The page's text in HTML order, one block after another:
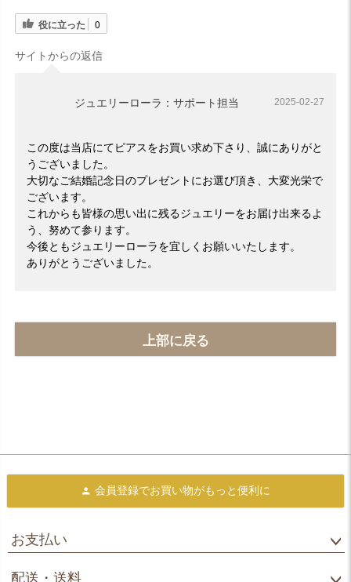
役に立った 0
サイトからの返信
ジュエリーローラ：サポート担当 2025-02-27
この度は当店にてピアスをお買い求め下さり、誠にありがと
うございました。
大切なご結婚記念日のプレゼントにお選び頂き、大変光栄で
ございます。
これからも皆様の思い出に残るジュエリーをお届け出来るよ
う、努めて参ります。
今後ともジュエリーローラを宜しくお願いいたします。
ありがとうございました。
上部に戻る
会員登録でお買い物がもっと便利に
お支払い
配送・送料